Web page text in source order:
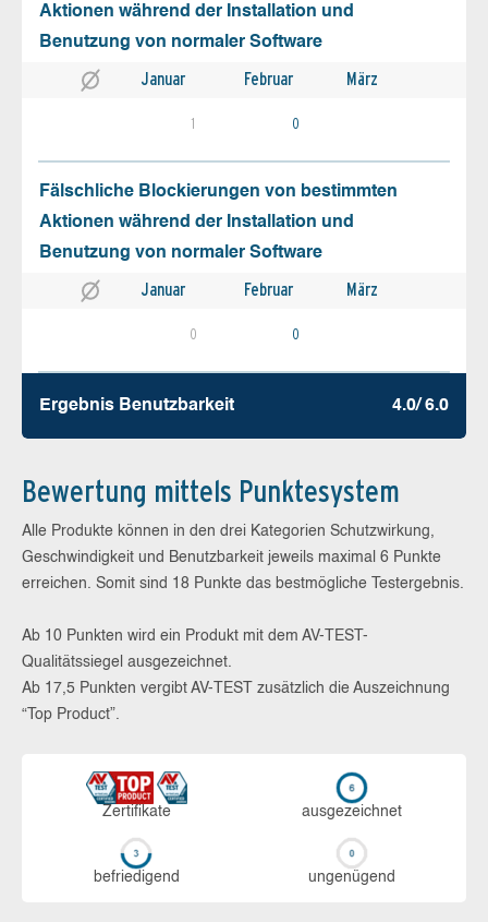
Aktionen während der Installation und
Benutzung von normaler Software
Januar Februar März
1 0
Fälschliche Blockierungen von bestimmten
Aktionen während der Installation und
Benutzung von normaler Software
Januar Februar März
0 0
Ergebnis Benutz­barkeit 4.0/ 6.0
Bewertung mittels Punktesystem
Alle Produkte können in den drei Kategorien Schutzwirkung,
Geschwindigkeit und Benutzbarkeit jeweils maximal 6 Punkte
erreichen. Somit sind 18 Punkte das bestmögliche Testergebnis.
Ab 10 Punkten wird ein Produkt mit dem AV-TEST-
Qualitätssiegel ausgezeichnet.
Ab 17,5 Punkten vergibt AV-TEST zusätzlich die Auszeichnung
“Top Product”.
Zerti­fikate aus­ge­zeich­net
be­frie­di­gend un­ge­nü­gend